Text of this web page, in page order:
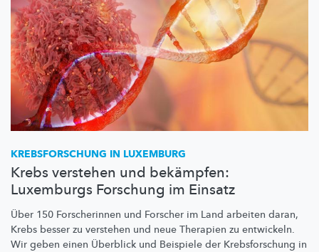
KREBSFORSCHUNG IN LUXEMBURG
Krebs verstehen und bekämpfen:
Luxemburgs Forschung im Einsatz
Über 150 Forscherinnen und Forscher im Land arbeiten daran,
Krebs besser zu verstehen und neue Therapien zu entwickeln.
Wir geben einen Überblick und Beispiele der Krebsforschung in